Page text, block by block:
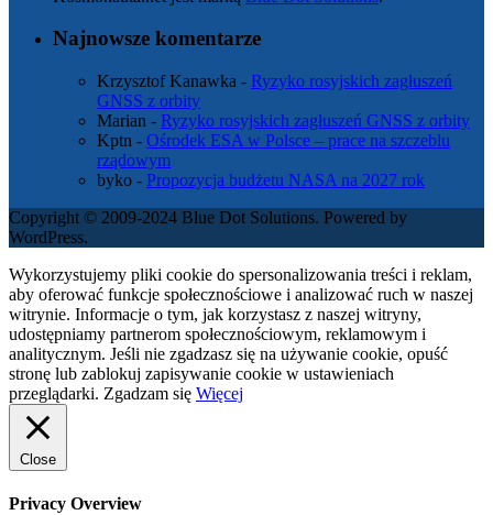
Najnowsze komentarze
Krzysztof Kanawka - Ryzyko rosyjskich zagłuszeń
GNSS z orbity
Marian - Ryzyko rosyjskich zagłuszeń GNSS z orbity
Kptn - Ośrodek ESA w Polsce – prace na szczeblu
rządowym
byko - Propozycja budżetu NASA na 2027 rok
Copyright © 2009-2024 Blue Dot Solutions. Powered by
WordPress.
Wykorzystujemy pliki cookie do spersonalizowania treści i reklam,
aby oferować funkcje społecznościowe i analizować ruch w naszej
witrynie. Informacje o tym, jak korzystasz z naszej witryny,
udostępniamy partnerom społecznościowym, reklamowym i
analitycznym. Jeśli nie zgadzasz się na używanie cookie, opuść
stronę lub zablokuj zapisywanie cookie w ustawieniach
przeglądarki. Zgadzam się Więcej
Close
Privacy Overview